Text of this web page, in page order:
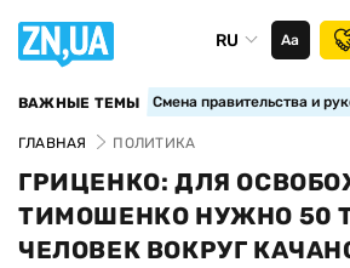
RU Аа
ВАЖНЫЕ ТЕМЫ Смена правительства и
ГЛАВНАЯ ПОЛИТИКА
ГРИЦЕНКО: ДЛЯ
ТИМОШЕНКО НУЖНО 50
ЧЕЛОВЕК ВОКРУГ